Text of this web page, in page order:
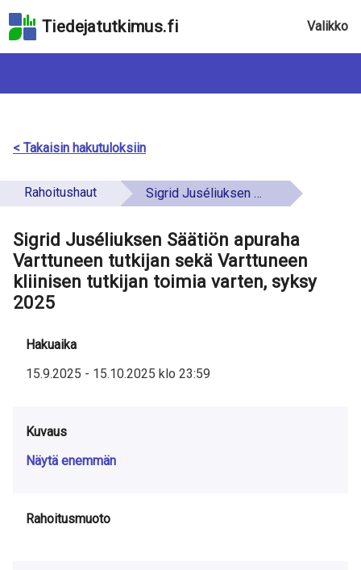
hakukenttään
Tiedejatutkimus.fi Valikko
< Takaisin hakutuloksiin
Rahoitushaut Sigrid Juséliuksen Säätiön apuraha Varttuneen tutkijan sekä Varttuneen kliinisen tutkijan toimia varten, syksy 2025
Sigrid Juséliuksen Säätiön apuraha
Varttuneen tutkijan sekä Varttuneen
kliinisen tutkijan toimia varten, syksy
2025
Hakuaika
15.9.2025 - 15.10.2025 klo 23:59
Kuvaus
Näytä enemmän
Rahoitusmuoto